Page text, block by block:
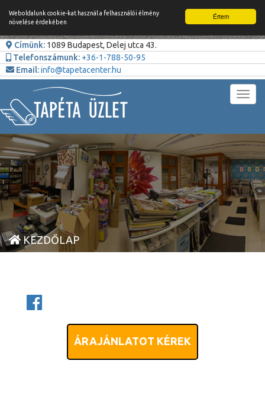
Értem
Weboldalunk cookie-kat használ a felhasználói élmény
növelése érdekében
Címünk: 1089 Budapest, Delej utca 43.
Telefonszámunk: +36-1-788-50-95
Email:info@tapetacenter.hu
KEZDŐLAP
ÁRAJÁNLATOT KÉREK